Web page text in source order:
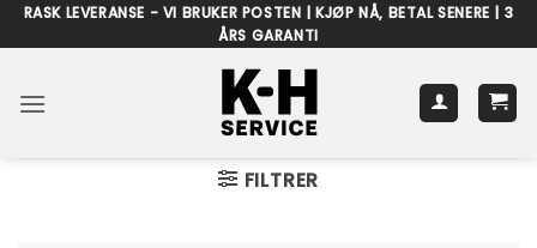
Skip
to
RASK LEVERANSE - VI BRUKER POSTEN | KJØP NÅ, BETAL SENERE | 3
ÅRS GARANTI
FILTRER